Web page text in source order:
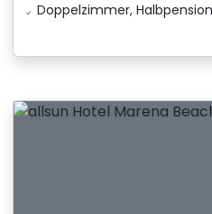
Doppelzimmer, Halbpension